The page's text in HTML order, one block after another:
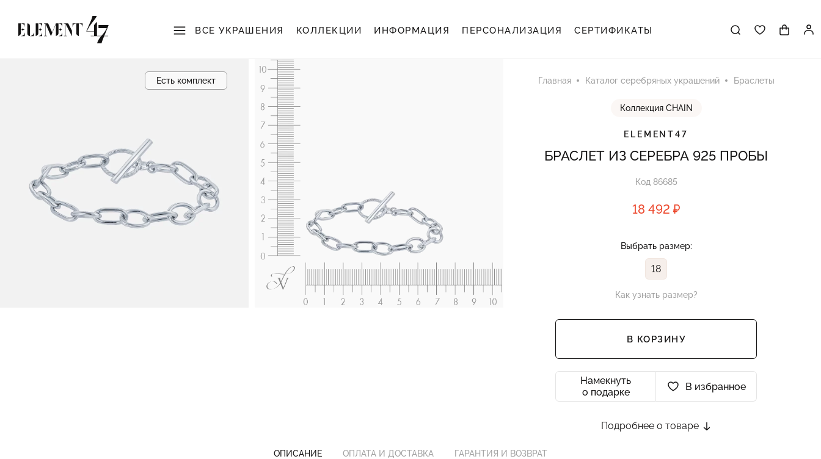
ВСЕ УКРАШЕНИЯ КОЛЛЕКЦИИ ИНФОРМАЦИЯ ПЕРСОНАЛИЗАЦИЯ СЕРТИФИКАТЫ
Есть комплект Главная Каталог серебряных украшений Браслеты
Коллекция CHAIN
ELEMENT47
БРАСЛЕТ ИЗ СЕРЕБРА 925 ПРОБЫ
Код 86685
18 492 ₽
Выбрать размер:
18
Как узнать размер?
В КОРЗИНУ
Намекнуть
о подарке
В избранное
Подробнее о товаре
ОПИСАНИЕ ОПЛАТА И ДОСТАВКА ГАРАНТИЯ И ВОЗВРАТ